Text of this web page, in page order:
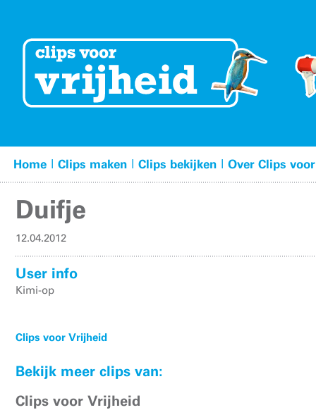
Home | Clips maken | Clips bekijken | Over Clips
Duifje
12.04.2012
User info
Kimi-op
Clips voor Vrijheid
Bekijk meer clips van:
Clips voor Vrijheid